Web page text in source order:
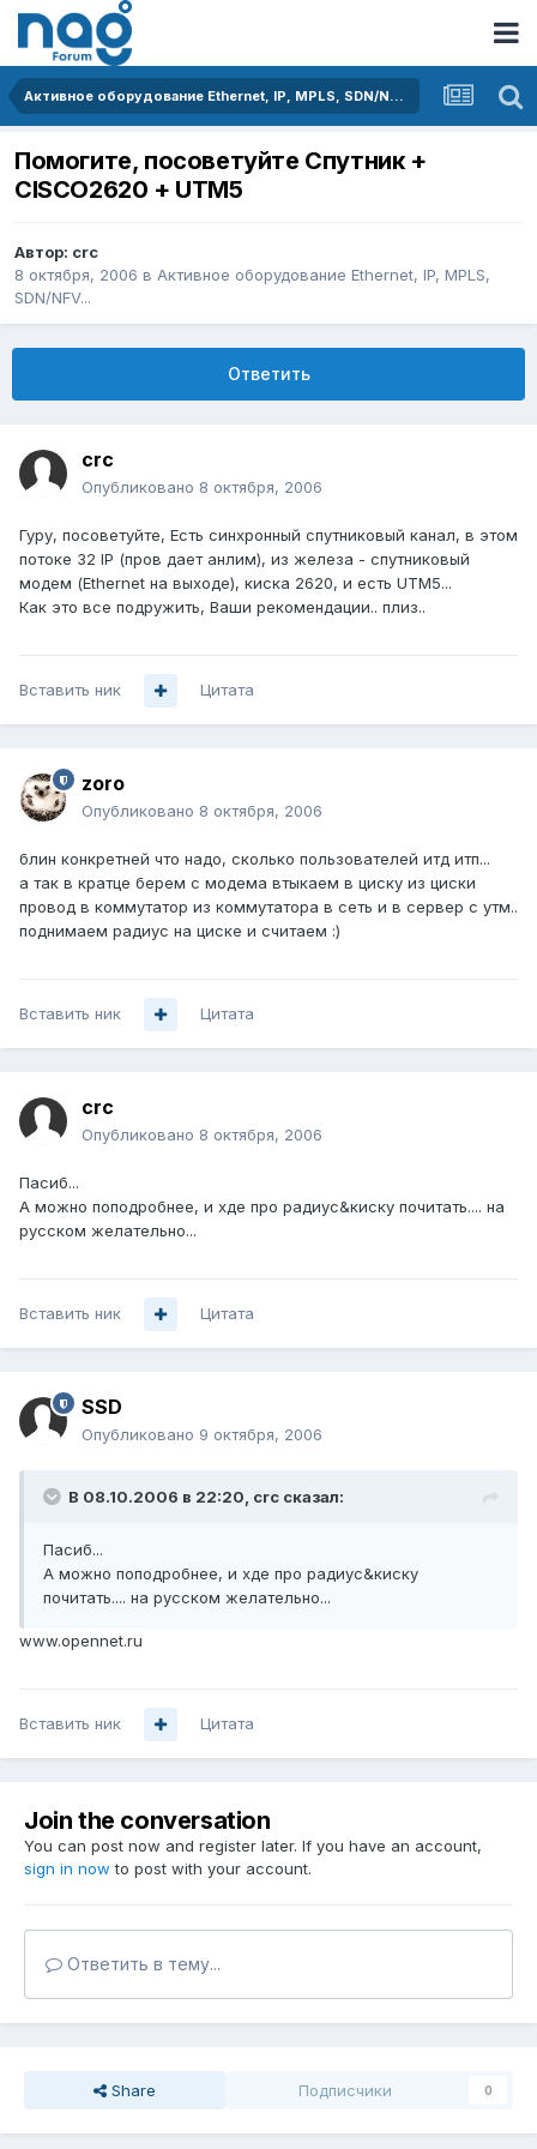
Активное оборудование Ethernet, IP, MPLS, SDN/NFV...
Помогите, посоветуйте Спутник +
CISCO2620 + UTM5
Автор: crc
8 октября, 2006 в Активное оборудование Ethernet, IP, MPLS,
SDN/NFV...
Ответить
crc
Опубликовано 8 октября, 2006
Гуру, посоветуйте, Есть синхронный спутниковый канал, в этом
потоке 32 IP (пров дает анлим), из железа - спутниковый
модем (Ethernet на выходе), киска 2620, и есть UTM5...
Как это все подружить, Ваши рекомендации.. плиз..
Вставить ник Цитата
zoro
Опубликовано 8 октября, 2006
блин конкретней что надо, сколько пользователей итд итп...
а так в кратце берем с модема втыкаем в циску из циски
провод в коммутатор из коммутатора в сеть и в сервер с утм..
поднимаем радиус на циске и считаем :)
Вставить ник Цитата
crc
Опубликовано 8 октября, 2006
Пасиб...
А можно поподробнее, и хде про радиус&киску почитать.... на
русском желательно...
Вставить ник Цитата
SSD
Опубликовано 9 октября, 2006
В 08.10.2006 в 22:20, crc сказал:
Пасиб...
А можно поподробнее, и хде про радиус&киску
почитать.... на русском желательно...
www.opennet.ru
Вставить ник Цитата
Join the conversation
You can post now and register later. If you have an account,
sign in now to post with your account.
Ответить в тему...
Share Подписчики 0